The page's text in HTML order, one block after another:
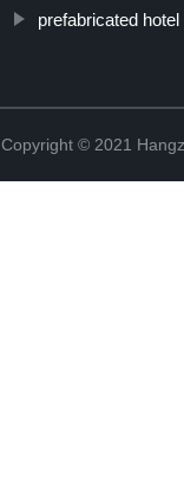
prefabricated hotel
Copyright © 2021